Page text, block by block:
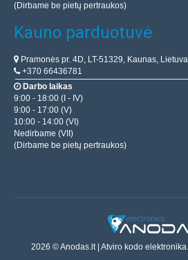
(Dirbame be pietų pertraukos)
Kauno parduotuvė
Pramonės pr. 4D, LT-51329, Kaunas, Lietuva
+370 66436781
Darbo laikas
9:00 - 18:00 (I - IV)
9:00 - 17:00 (V)
10:00 - 14:00 (VI)
Nedirbame (VII)
(Dirbame be pietų pertraukos)
2026 © Anodas.lt | Atviro kodo